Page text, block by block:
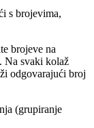
s brojevima,
brojeve na
Na svaki kolaž
odgovarajući broj
(grupiranje